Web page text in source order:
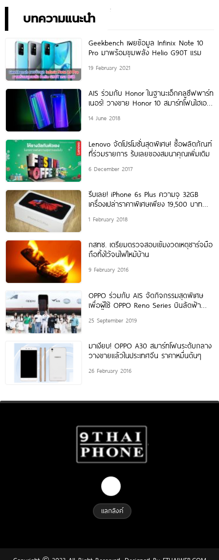
บทความแนะนำ
Geekbench เผยข้อมูล Infinix Note 10
Pro มาพร้อมขุมพลัง Helio G90T แรม
19 February 2021
AIS ร่วมกับ Honor ในฐานะเอ็กคลูซีฟพาร์ท
เนอร์! วางขาย Honor 10 สมาร์ทโฟนไฮเอน
14 June 2018
Lenovo จัดโปรโมชั่นสุดพิเศษ! ซื้อผลิตภัณฑ์
ที่ร่วมรายการ รับเลยของสมนาคุณเพิ่มเติม
6 December 2017
รีบเลย! iPhone 6s Plus ความจุ 32GB
เครื่องเปล่าราคาพิเศษเพียง 19,500 บาท
1 February 2018
กสทช. เตรียมตรวจสอบเข้มงวดเหตุชาร์จมือ
ถือทิ้งไว้จนไฟไหม้บ้าน
9 February 2016
OPPO ร่วมกับ AIS จัดกิจกรรมสุดพิเศษ
เพื่อผู้ใช้ OPPO Reno Series บินลัดฟ้า
25 September 2019
มาเงียบ! OPPO A30 สมาร์ทโฟนระดับกลาง
วางขายแล้วในประเทศจีน ราคาหมื่นต้นๆ
26 February 2016
แลกลิงค์